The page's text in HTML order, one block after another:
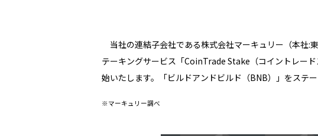
当社の連結子会社である株式会社マーキュリー（本社:
テーキングサービス「CoinTrade Stake（コイントレー
始いたします。「ビルドアンドビルド（BNB）」をステ
※マーキュリー調べ